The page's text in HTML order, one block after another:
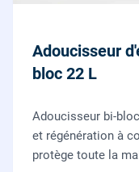
Adoucisseur
bloc 22 L
Adoucisseur bi-
et régénération à
protège toute la